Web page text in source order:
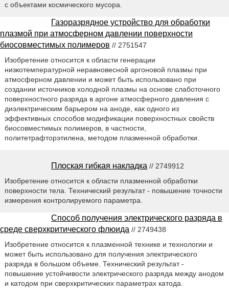
с объектами космического мусора.
Газоразрядное устройство для обработки
плазмой при атмосферном давлении поверхности
биосовместимых полимеров // 2751547
Изобретение относится к области генерации
низкотемпературной неравновесной аргоновой плазмы при
атмосферном давлении и может быть использовано при
создании источников холодной плазмы на основе слаботочного
поверхностного разряда в аргоне атмосферного давления с
диэлектрическим барьером на аноде, как одного из
эффективных способов модификации поверхностных свойств
биосовместимых полимеров, в частности,
политетрафторэтилена, методом плазменной обработки.
Плоская гибкая накладка // 2749912
Изобретение относится к области плазменной обработки
поверхности тела. Технический результат - повышение точности
измерения контролируемого параметра.
Способ получения электрического разряда в
среде сверхкритического флюида // 2749438
Изобретение относится к плазменной технике и технологии и
может быть использовано для получения электрического
разряда в большом объеме. Технический результат -
повышение устойчивости электрического разряда между анодом
и катодом при сверхкритических параметрах катода.